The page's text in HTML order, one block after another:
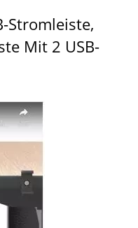
Stromleiste,
Mit 2 USB-